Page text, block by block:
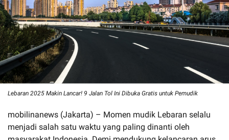
Lebaran 2025 Makin Lancar! 9 Jalan Tol Ini Dibuka Gratis untuk Pemudik
mobilinanews (Jakarta) – Momen mudik Lebaran selalu
menjadi salah satu waktu yang paling dinanti oleh